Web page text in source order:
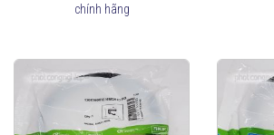
chính hãng